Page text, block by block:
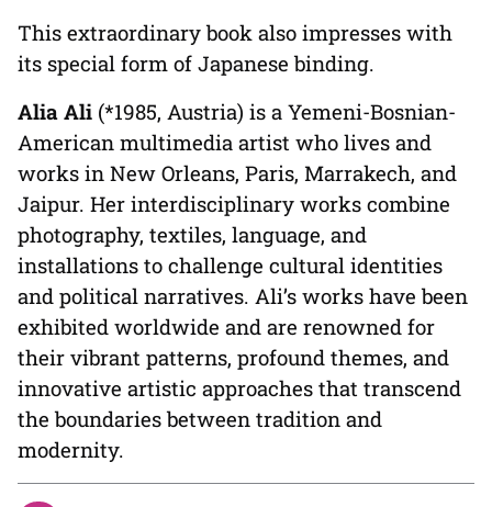
This extraordinary book also impresses with
its special form of Japanese binding.
Alia Ali (*1985, Austria) is a Yemeni-Bosnian-
American multimedia artist who lives and
works in New Orleans, Paris, Marrakech, and
Jaipur. Her interdisciplinary works combine
photography, textiles, language, and
installations to challenge cultural identities
and political narratives. Ali’s works have been
exhibited worldwide and are renowned for
their vibrant patterns, profound themes, and
innovative artistic approaches that transcend
the boundaries between tradition and
modernity.